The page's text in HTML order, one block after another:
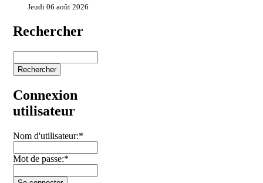
Jeudi 06 août 2026
Rechercher
Connexion
utilisateur
Nom d'utilisateur:*
Mot de passe:*